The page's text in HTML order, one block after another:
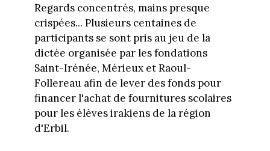
Regards concentrés, mains presque
crispées... Plusieurs centaines de
participants se sont pris au jeu de la
dictée organisée par les fondations
Saint-Irénée, Mérieux et Raoul-
Follereau afin de lever des fonds pour
financer l'achat de fournitures scolaires
pour les élèves irakiens de la région
d'Erbil.